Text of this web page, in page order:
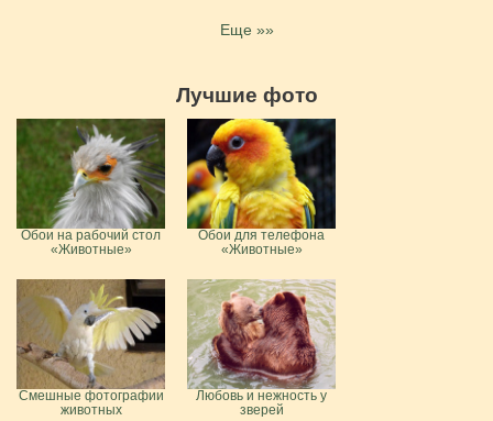
Еще »»
Лучшие фото
Обои на рабочий стол
«Животные»
Обои для телефона
«Животные»
Смешные фотографии
животных
Любовь и нежность у
зверей